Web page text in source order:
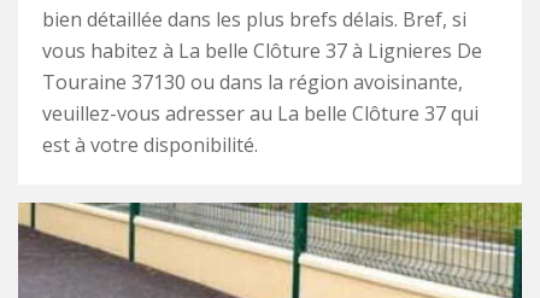
bien détaillée dans les plus brefs délais. Bref, si
vous habitez à La belle Clôture 37 à Lignieres De
Touraine 37130 ou dans la région avoisinante,
veuillez-vous adresser au La belle Clôture 37 qui
est à votre disponibilité.